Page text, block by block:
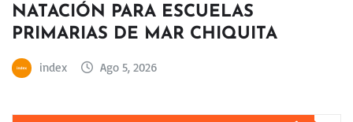
NATACIÓN PARA ESCUELAS
PRIMARIAS DE MAR CHIQUITA
index Ago 5, 2026